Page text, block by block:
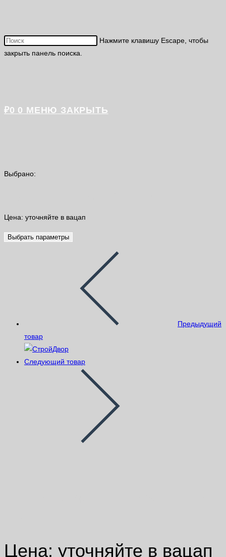
Нажмите клавишу Escape, чтобы
закрыть панель поиска.
₽0 0 МЕНЮ ЗАКРЫТЬ
Выбрано:
Цена: уточняйте в вацап
Выбрать параметры
Предыдущий
товар
Следующий товар
Цена: уточняйте в вацап